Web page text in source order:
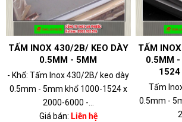
TẤM INOX 430/2B/ KEO DÀY
0.5MM - 5MM
- Khổ: Tấm Inox 430/2B/ keo dày
0.5mm - 5mm khổ 1000-1524 x
2000-6000 -...
Giá bán: Liên hệ
TẤM
0.5MM
Tấm
0.5mm -